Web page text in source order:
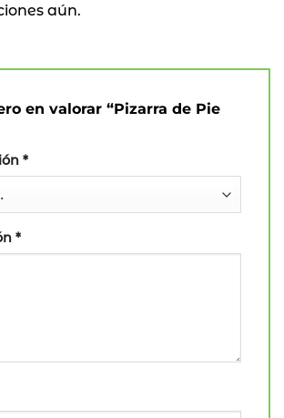
aún.
en valorar “Pizarra de Pie
*
*